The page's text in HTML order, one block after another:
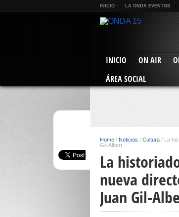
INICIO LA ONDA EVENTOS
INICIO ON AIR
ÁREA SOCIAL
Home / Noticias / Cultura / La
Gil-Albert
La
nueva
Juan Gil-